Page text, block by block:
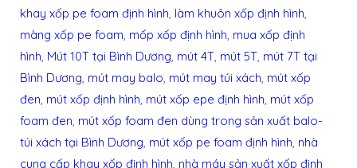
khay xốp pe foam định hình làm khuôn xốp định hình
màng xốp pe foam mốp xốp định hình mua xốp định
hình Mút 10T tại Bình Dương mút 4T mút 5T mút 7T tại
Bình Dương mút may balo mút may túi xách mút xốp
đen mút xốp định hình mút xốp epe định hình mút xốp
foam đen mút xốp foam đen dùng trong sản xuất balo-
túi xách tại Bình Dương mút xốp pe foam định hình nhà
cung cấp khay xốp định hình nhà máy sản xuất xốp định